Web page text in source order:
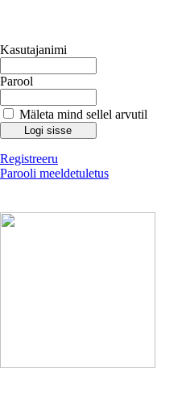
Kasutajanimi
Parool
Mäleta mind sellel arvutil
Registreeru
Parooli meeldetuletus